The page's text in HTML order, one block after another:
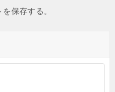
保存する。